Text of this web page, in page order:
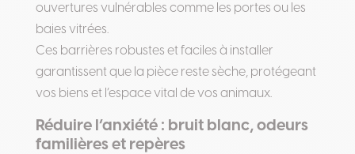
ouvertures vulnérables comme les portes ou les
baies vitrées.
Ces barrières robustes et faciles à installer
garantissent que la pièce reste sèche, protégeant
vos biens et l’espace vital de vos animaux.
Réduire l’anxiété : bruit blanc, odeurs
familières et repères